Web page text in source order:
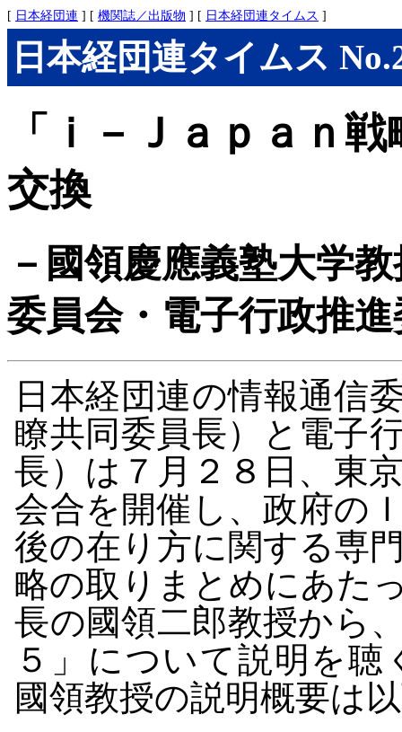
[ 日本経団連 ] [ 機関誌／出版物 ] [ 日本経団連タイムス ]
日本経団連タイムス
「ｉ－Ｊａｐａｎ
交換
－國領慶應義塾大学
委員会・電子行政推
日本経団連の情報通信
瞭共同委員長）と電子
長）は７月２８日、東
会合を開催し、政府の
後の在り方に関する専
略の取りまとめにあた
長の國領二郎教授から
５」について説明を
國領教授の説明概要は